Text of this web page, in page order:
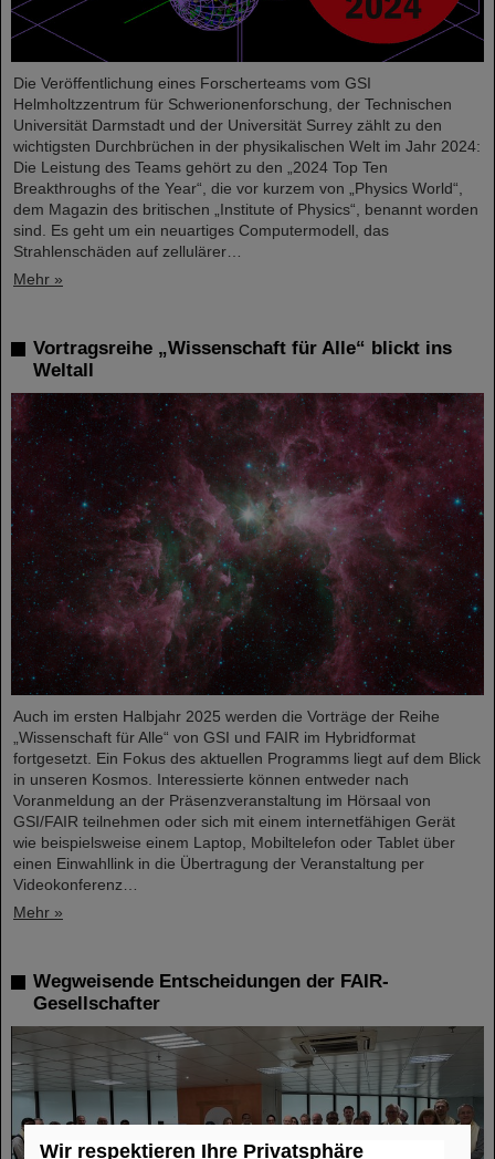
Die Veröffentlichung eines Forscherteams vom GSI
Helmholtzzentrum für Schwerionenforschung, der Technischen
Universität Darmstadt und der Universität Surrey zählt zu den
wichtigsten Durchbrüchen in der physikalischen Welt im Jahr 2024:
Die Leistung des Teams gehört zu den „2024 Top Ten
Breakthroughs of the Year“, die vor kurzem von „Physics World“,
dem Magazin des britischen „Institute of Physics“, benannt worden
sind. Es geht um ein neuartiges Computermodell, das
Strahlenschäden auf zellulärer…
Mehr »
Vortragsreihe „Wissenschaft für Alle“ blickt ins
Weltall
Auch im ersten Halbjahr 2025 werden die Vorträge der Reihe
„Wissenschaft für Alle“ von GSI und FAIR im Hybridformat
fortgesetzt. Ein Fokus des aktuellen Programms liegt auf dem Blick
in unseren Kosmos. Interessierte können entweder nach
Voranmeldung an der Präsenzveranstaltung im Hörsaal von
GSI/FAIR teilnehmen oder sich mit einem internetfähigen Gerät
wie beispielsweise einem Laptop, Mobiltelefon oder Tablet über
einen Einwahllink in die Übertragung der Veranstaltung per
Videokonferenz…
Mehr »
Wegweisende Entscheidungen der FAIR-
Gesellschafter
Wir respektieren Ihre Privatsphäre